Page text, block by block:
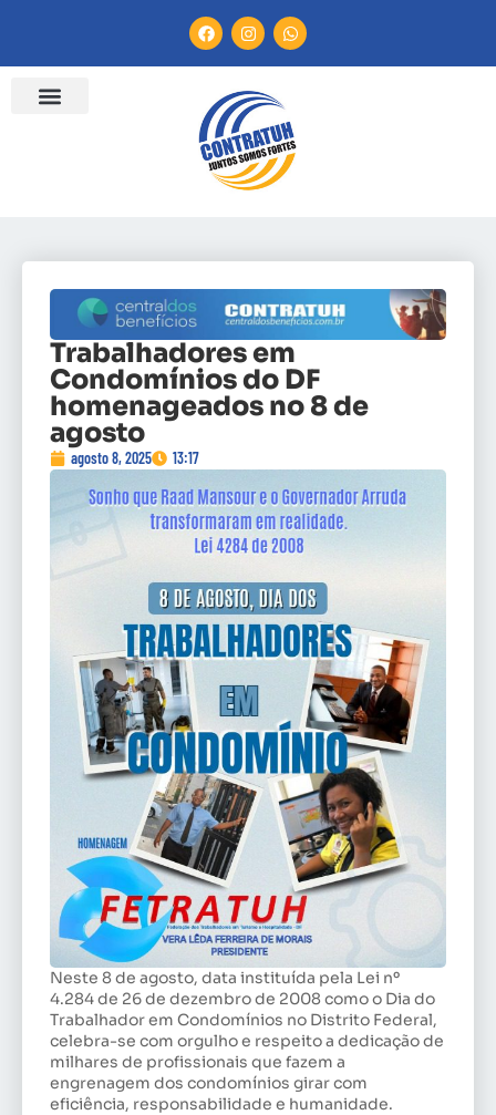
Trabalhadores em
Condomínios do DF
homenageados no 8 de
agosto
agosto 8, 2025 13:17
Neste 8 de agosto, data instituída pela Lei nº
4.284 de 26 de dezembro de 2008 como o Dia do
Trabalhador em Condomínios no Distrito Federal,
celebra-se com orgulho e respeito a dedicação de
milhares de profissionais que fazem a
engrenagem dos condomínios girar com
eficiência, responsabilidade e humanidade.